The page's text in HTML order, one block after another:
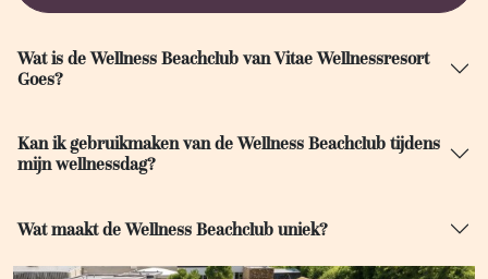
Wat is de Wellness Beachclub van Vitae Wellnessresort
Goes?
Kan ik gebruikmaken van de Wellness Beachclub tijdens
mijn wellnessdag?
Wat maakt de Wellness Beachclub uniek?